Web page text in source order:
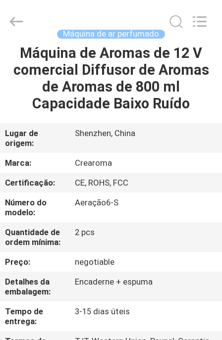
CASA
PRODUTOS
SHOW
DE
RV
SOBRE
NÓS
EXCURSÃO
DA
FÁBRICA
CONTROLE
Online
Market.
Developed
Máquina de ar perfumado
Máquina de Aromas de 12 V
comercial Diffusor de Aromas
de Aromas de 800 ml
Capacidade Baixo Ruído
Lugar de
origem:
Shenzhen, China
Marca:
Crearoma
Certificação:
CE, ROHS, FCC
Número do
modelo:
Aeração6-S
Quantidade de
ordem mínima:
2 pcs
Preço:
negotiable
Detalhes da
embalagem:
Encaderne + espuma
Tempo de
entrega:
3-15 dias úteis